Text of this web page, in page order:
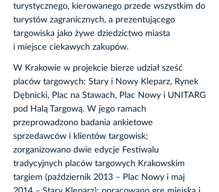
turystycznego, kierowanego przede wszystkim do
turystów zagranicznych, a prezentującego
targowiska jako żywe dziedzictwo miasta
i miejsce ciekawych zakupów.
W Krakowie w projekcie bierze udział sześć
placów targowych: Stary i Nowy Kleparz, Rynek
Dębnicki, Plac na Stawach, Plac Nowy i UNITARG
pod Halą Targową. W jego ramach
przeprowadzono badania ankietowe
sprzedawców i klientów targowisk;
zorganizowano dwie edycje Festiwalu
tradycyjnych placów targowych Krakowskim
targiem (październik 2013 – Plac Nowy i maj